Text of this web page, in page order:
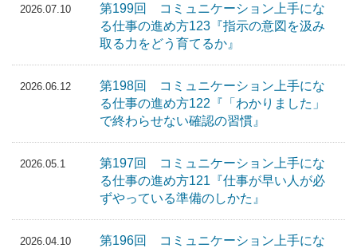
2026.07.10
第199回 コミュニケーション上手にな
る仕事の進め方123『指示の意図を汲み
取る力をどう育てるか』
2026.06.12
第198回 コミュニケーション上手にな
る仕事の進め方122『「わかりました」
で終わらせない確認の習慣』
2026.05.1
第197回 コミュニケーション上手にな
る仕事の進め方121『仕事が早い人が必
ずやっている準備のしかた』
2026.04.10 第196回 コミュニケーション上手にな